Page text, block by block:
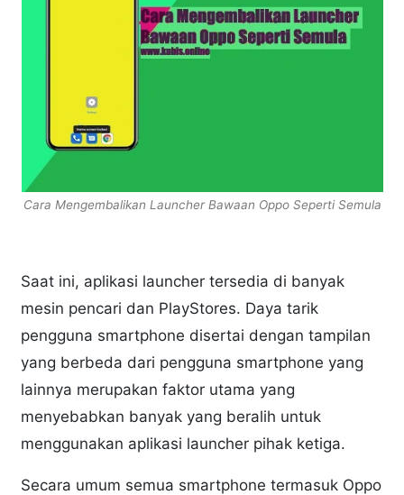
Cara Mengembalikan Launcher Bawaan Oppo Seperti Semula
Saat ini, aplikasi launcher tersedia di banyak
mesin pencari dan PlayStores. Daya tarik
pengguna smartphone disertai dengan tampilan
yang berbeda dari pengguna smartphone yang
lainnya merupakan faktor utama yang
menyebabkan banyak yang beralih untuk
menggunakan aplikasi launcher pihak ketiga.
Secara umum semua smartphone termasuk Oppo